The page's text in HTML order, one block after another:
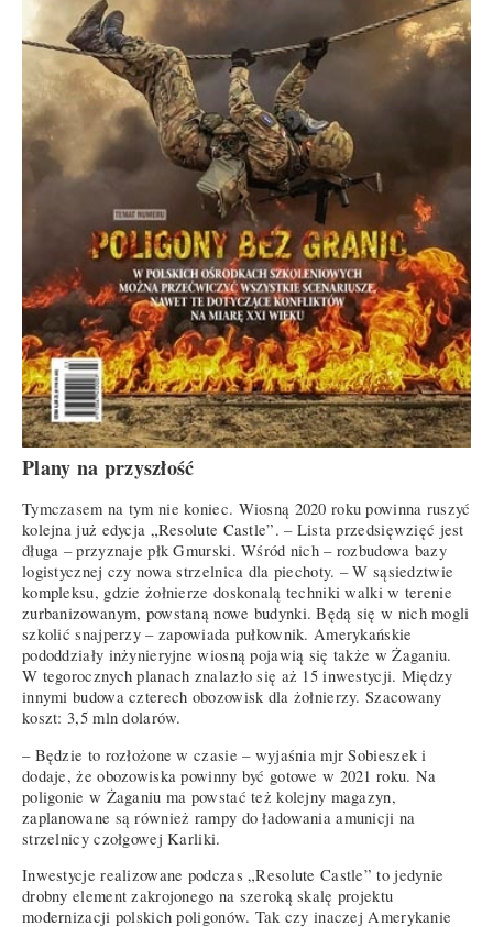
Plany na przyszłość
Tymczasem na tym nie koniec. Wiosną 2020 roku powinna ruszyć
kolejna już edycja „Resolute Castle”. – Lista przedsięwzięć jest
długa – przyznaje płk Gmurski. Wśród nich – rozbudowa bazy
logistycznej czy nowa strzelnica dla piechoty. – W sąsiedztwie
kompleksu, gdzie żołnierze doskonalą techniki walki w terenie
zurbanizowanym, powstaną nowe budynki. Będą się w nich mogli
szkolić snajperzy – zapowiada pułkownik. Amerykańskie
pododdziały inżynieryjne wiosną pojawią się także w Żaganiu.
W tegorocznych planach znalazło się aż 15 inwestycji. Między
innymi budowa czterech obozowisk dla żołnierzy. Szacowany
koszt: 3,5 mln dolarów.
– Będzie to rozłożone w czasie – wyjaśnia mjr Sobieszek i
dodaje, że obozowiska powinny być gotowe w 2021 roku. Na
poligonie w Żaganiu ma powstać też kolejny magazyn,
zaplanowane są również rampy do ładowania amunicji na
strzelnicy czołgowej Karliki.
Inwestycje realizowane podczas „Resolute Castle” to jedynie
drobny element zakrojonego na szeroką skalę projektu
modernizacji polskich poligonów. Tak czy inaczej Amerykanie